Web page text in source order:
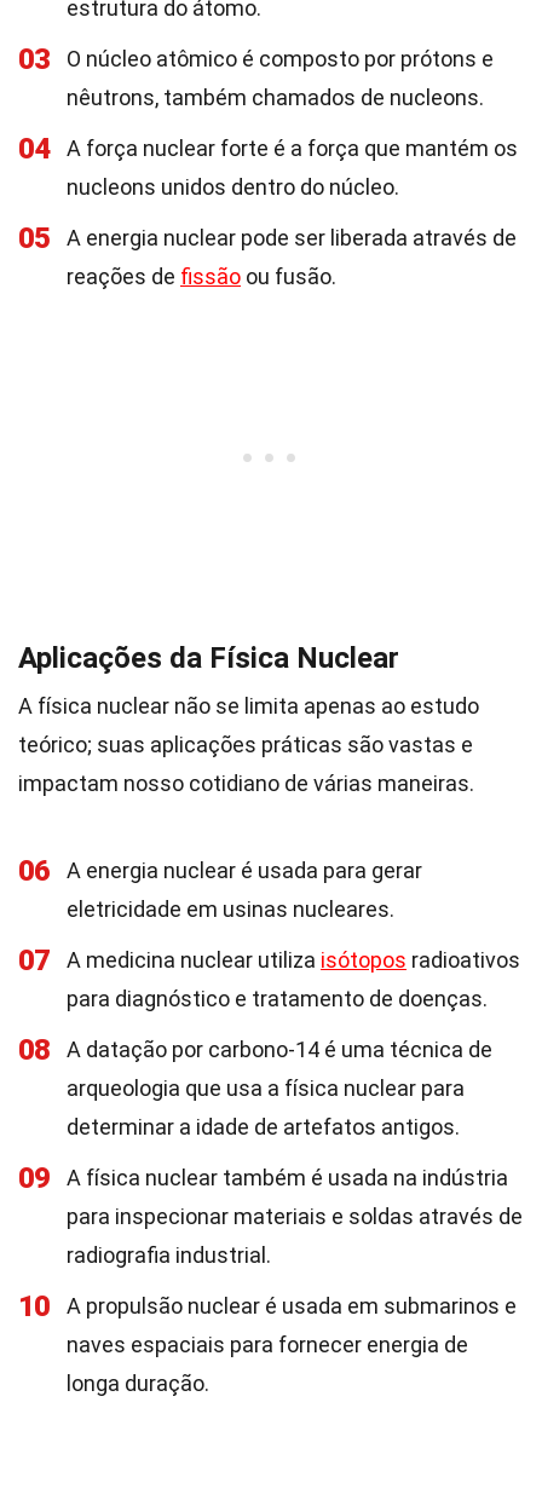
estrutura do átomo.
03
O núcleo atômico é composto por prótons e
nêutrons, também chamados de nucleons.
04
A força nuclear forte é a força que mantém os
nucleons unidos dentro do núcleo.
05
A energia nuclear pode ser liberada através de
reações de fissão ou fusão.
Aplicações da Física Nuclear
A física nuclear não se limita apenas ao estudo
teórico; suas aplicações práticas são vastas e
impactam nosso cotidiano de várias maneiras.
06
A energia nuclear é usada para gerar
eletricidade em usinas nucleares.
07 A medicina nuclear utiliza isótopos radioativos
para diagnóstico e tratamento de doenças.
08
A datação por carbono-14 é uma técnica de
arqueologia que usa a física nuclear para
determinar a idade de artefatos antigos.
09
A física nuclear também é usada na indústria
para inspecionar materiais e soldas através de
radiografia industrial.
10
A propulsão nuclear é usada em submarinos e
naves espaciais para fornecer energia de
longa duração.